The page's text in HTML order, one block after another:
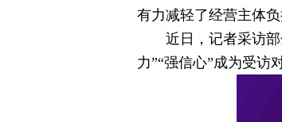
有力减轻了经营主体负
近日，记者采访
力”“强信心”成为受访